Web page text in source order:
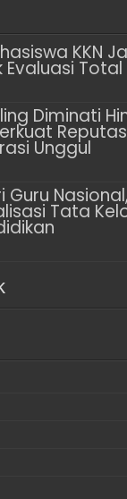
KKN
Evaluasi Total
Diminati
Unggul
Guru
Tata